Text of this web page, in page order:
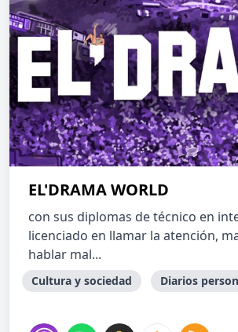
EL'DRAMA WORLD
con sus diplomas de técnico en
licenciado en llamar la atención,
hablar mal...
Cultura y sociedad Diarios